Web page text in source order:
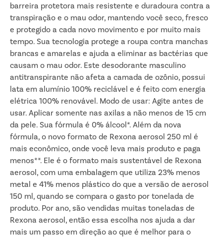
barreira protetora mais resistente e duradoura contra a
transpiração e o mau odor, mantendo você seco, fresco
e protegido a cada novo movimento e por muito mais
tempo. Sua tecnologia protege a roupa contra manchas
brancas e amarelas e ajuda a eliminar as bactérias que
causam o mau odor. Este desodorante masculino
antitranspirante não afeta a camada de ozônio, possui
lata em alumínio 100% reciclável e é feito com energia
elétrica 100% renovável. Modo de usar: Agite antes de
usar. Aplicar somente nas axilas a não menos de 15 cm
da pele. Sua fórmula é 0% álcool*. Além da nova
fórmula, o novo formato de Rexona aerosol 250 ml é
mais econômico, onde você leva mais produto e paga
menos**. Ele é o formato mais sustentável de Rexona
aerosol, com uma embalagem que utiliza 23% menos
metal e 41% menos plástico do que a versão de aerosol
150 ml, quando se compara o gasto por tonelada de
produto. Por ano, são vendidas muitas toneladas de
Rexona aerosol, então essa escolha nos ajuda a dar
mais um passo em direção ao que é melhor para o